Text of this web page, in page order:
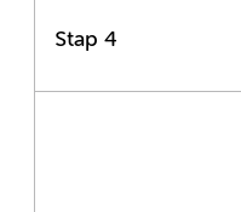
Stap 4